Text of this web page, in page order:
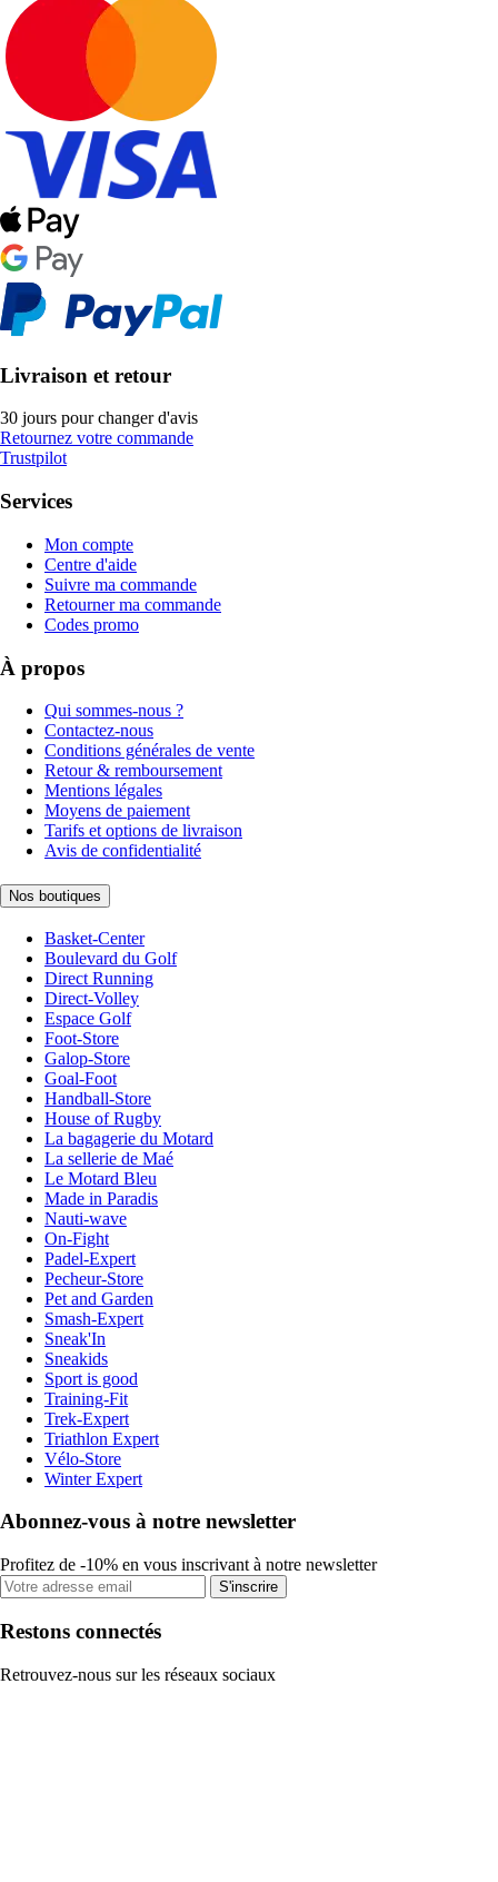
Livraison et retour
30 jours pour changer d'avis
Retournez votre commande
Trustpilot
Services
Mon compte
Centre d'aide
Suivre ma commande
Retourner ma commande
Codes promo
À propos
Qui sommes-nous ?
Contactez-nous
Conditions générales de vente
Retour & remboursement
Mentions légales
Moyens de paiement
Tarifs et options de livraison
Avis de confidentialité
Nos boutiques
Basket-Center
Boulevard du Golf
Direct Running
Direct-Volley
Espace Golf
Foot-Store
Galop-Store
Goal-Foot
Handball-Store
House of Rugby
La bagagerie du Motard
La sellerie de Maé
Le Motard Bleu
Made in Paradis
Nauti-wave
On-Fight
Padel-Expert
Pecheur-Store
Pet and Garden
Smash-Expert
Sneak'In
Sneakids
Sport is good
Training-Fit
Trek-Expert
Triathlon Expert
Vélo-Store
Winter Expert
Abonnez-vous à notre newsletter
Profitez de -10% en vous inscrivant à notre newsletter
S'inscrire
Restons connectés
Retrouvez-nous sur les réseaux sociaux